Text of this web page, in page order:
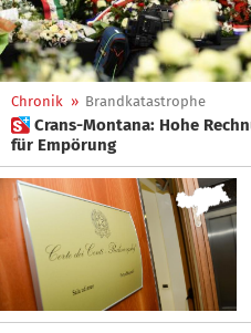
Chronik » Brandkatastrophe
 Crans-Montana: Hohe Rechnungen an Brandopfer sorgen
für Empörung